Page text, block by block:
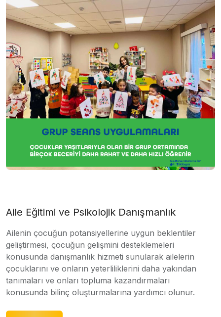
Aile Eğitimi ve Psikolojik Danışmanlık
Ailenin çocuğun potansiyellerine uygun beklentiler
geliştirmesi, çocuğun gelişmini desteklemeleri
konusunda danışmanlık hizmeti sunularak ailelerin
çocuklarını ve onların yeterliliklerini daha yakından
tanımaları ve onları topluma kazandırmaları
konusunda bilinç oluşturmalarına yardımcı olunur.